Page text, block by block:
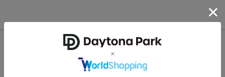
FOR YOU
あなたにおすすめのアイテム